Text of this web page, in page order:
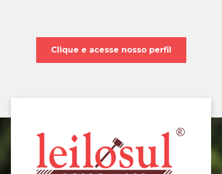
Clique e acesse nosso perfil